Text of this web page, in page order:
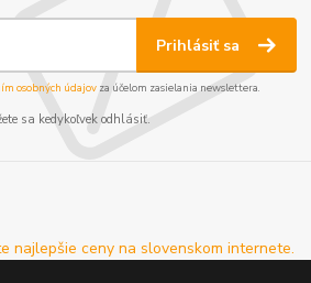
Prihlásiť sa
osobných údajov za účelom zasielania newslettera.
sa kedykoľvek odhlásiť.